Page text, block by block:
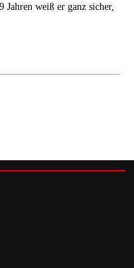
Jahren weiß er ganz sicher,